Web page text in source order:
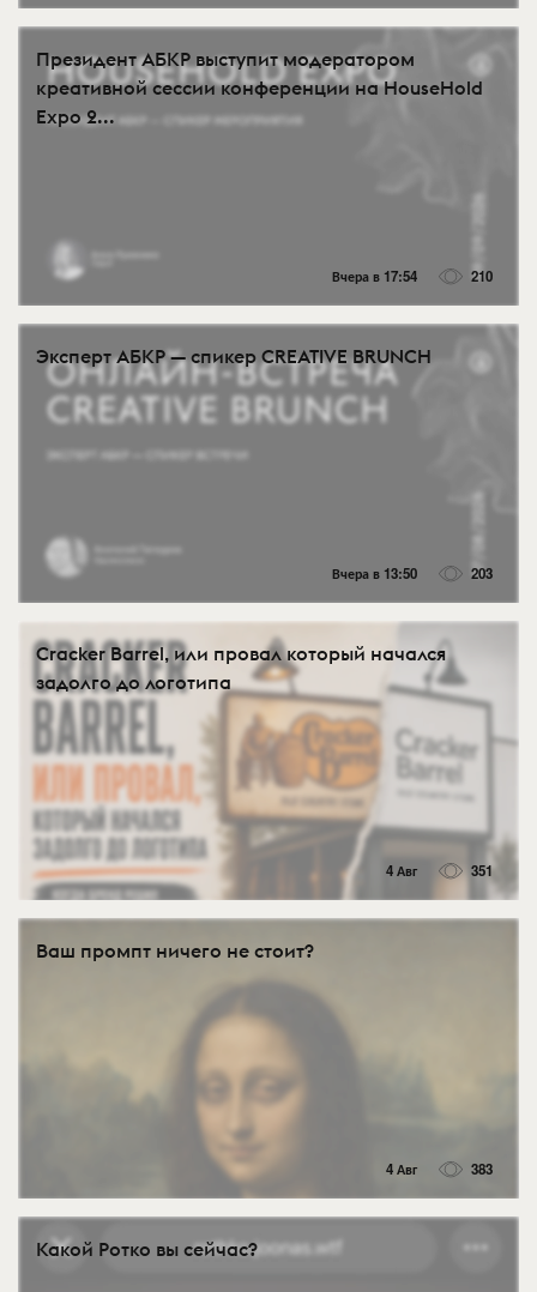
Президент АБКР выступит модератором
креативной сессии конференции на HouseHold
Expo 2...
Вчера в 17:54 210
Эксперт АБКР — спикер CREATIVE BRUNCH
Вчера в 13:50 203
Cracker Barrel, или провал который начался
задолго до логотипа
4 Авг 351
Ваш промпт ничего не стоит?
4 Авг 383
Какой Ротко вы сейчас?